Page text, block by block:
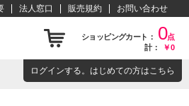
法人窓口 販売規約 お問い合わせ
ショッピングカート： 0点
計：
￥0
ログインする。はじめての方はこちら